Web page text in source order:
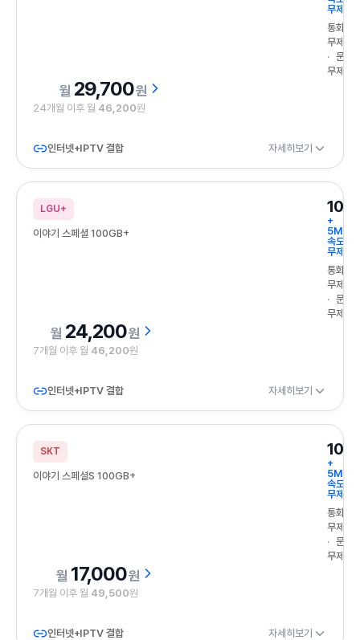
무제한
통화
무제한
문자
무제한
29,700원
24개월 이후 월 46,200원
인터넷+IPTV 결합 자세히보기
LGU+
이야기 스페셜 100GB+
+
속도
무제한
통화
무제한
문자
무제한
24,200원
7개월 이후 월 46,200원
인터넷+IPTV 결합 자세히보기
SKT
이야기 스페셜S 100GB+
+
속도
무제한
통화
무제한
문자
무제한
17,000원
7개월 이후 월 49,500원
인터넷+IPTV 결합 자세히보기